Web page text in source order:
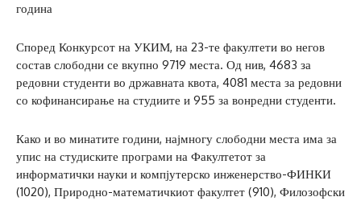
година
Според Конкурсот на УКИМ, на 23-те факултети во негов
состав слободни се вкупно 9719 места. Од нив, 4683 за
редовни студенти во државната квота, 4081 места за редовни
со кофинансирање на студиите и 955 за вонредни студенти.
Како и во минатите години, најмногу слободни места има за
упис на студиските програми на Факултетот за
информатички науки и компјутерско инженерство-ФИНКИ
(1020), Природно-математичкиот факултет (910), Филозофски